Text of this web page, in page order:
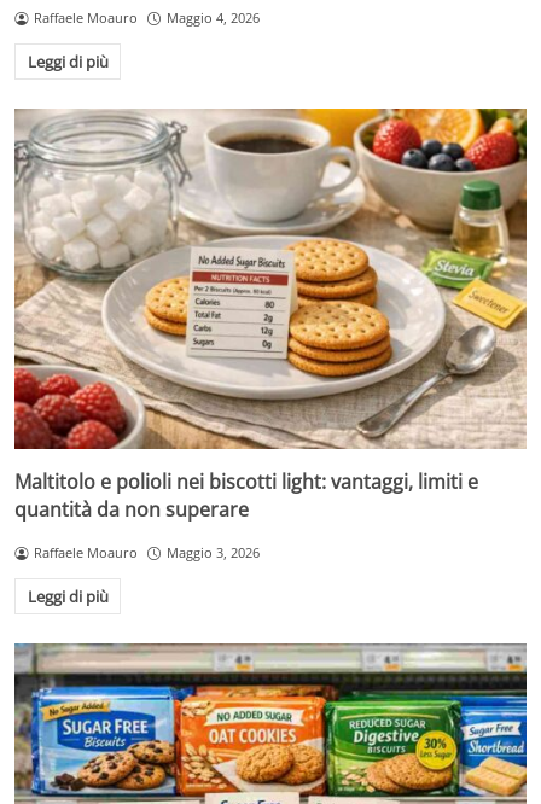
Raffaele Moauro Maggio 4, 2026
Leggi di più
Maltitolo e polioli nei biscotti light: vantaggi, limiti e
quantità da non superare
Raffaele Moauro Maggio 3, 2026
Leggi di più